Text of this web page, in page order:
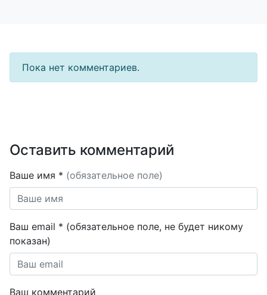
Пока нет комментариев.
Оставить комментарий
Ваше имя * (обязательное поле)
Ваш email * (обязательное поле, не будет никому
показан)
Ваш комментарий